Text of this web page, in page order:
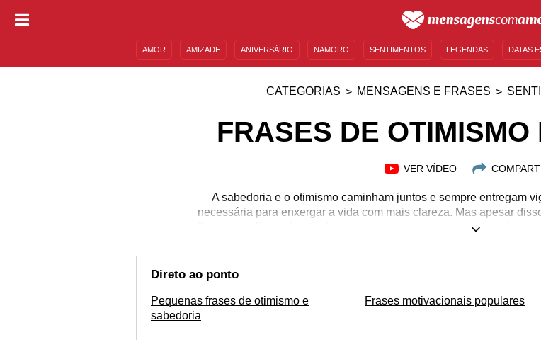
AMOR AMIZADE ANIVERSÁRIO NAMORO SENTIMENTOS LEGENDAS DATAS
CATEGORIAS MENSAGENS E FRASES
FRASES DE
VER VÍDEO
A sabedoria e o otimismo caminham juntos e sempre entregam
necessária para enxergar a vida com mais clareza. Mas apesar
Com essas lindas frases de otimismo, te convidamos a ser mais
Direto ao ponto
Pequenas frases de otimismo e
sabedoria
Frases motivacionais populares